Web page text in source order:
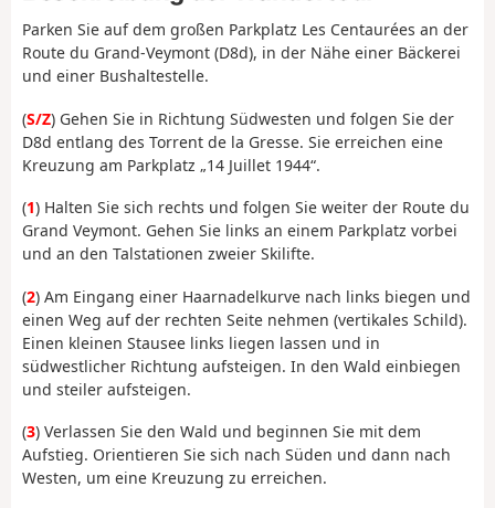
Parken Sie auf dem großen Parkplatz Les Centaurées an der
Route du Grand-Veymont (D8d), in der Nähe einer Bäckerei
und einer Bushaltestelle.
(S/Z) Gehen Sie in Richtung Südwesten und folgen Sie der
D8d entlang des Torrent de la Gresse. Sie erreichen eine
Kreuzung am Parkplatz „14 Juillet 1944“.
(1) Halten Sie sich rechts und folgen Sie weiter der Route du
Grand Veymont. Gehen Sie links an einem Parkplatz vorbei
und an den Talstationen zweier Skilifte.
(2) Am Eingang einer Haarnadelkurve nach links biegen und
einen Weg auf der rechten Seite nehmen (vertikales Schild).
Einen kleinen Stausee links liegen lassen und in
südwestlicher Richtung aufsteigen. In den Wald einbiegen
und steiler aufsteigen.
(3) Verlassen Sie den Wald und beginnen Sie mit dem
Aufstieg. Orientieren Sie sich nach Süden und dann nach
Westen, um eine Kreuzung zu erreichen.